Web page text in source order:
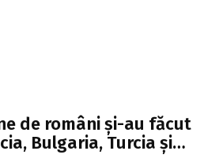
de români şi-au făcut
Bulgaria, Turcia şi…